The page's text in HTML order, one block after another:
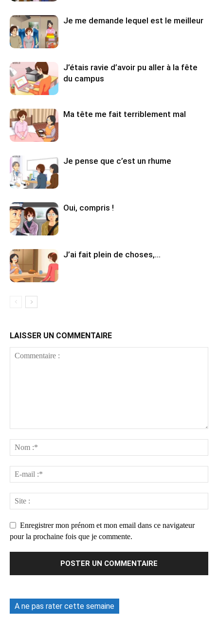
Je me demande lequel est le meilleur
J’étais ravie d’avoir pu aller à la fête
du campus
Ma tête me fait terriblement mal
Je pense que c’est un rhume
Oui, compris !
J’ai fait plein de choses,…
LAISSER UN COMMENTAIRE
Enregistrer mon prénom et mon email dans ce navigateur
pour la prochaine fois que je commente.
A ne pas rater cette semaine